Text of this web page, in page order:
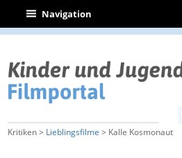
| Navigation
Kritiken > Lieblingsfilme > Kalle Kosmonaut